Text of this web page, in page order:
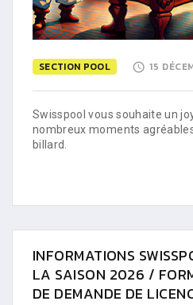
SECTION POOL 15
Swisspool vous souhaite un
nombreux moments
billard.
INFORMATIONS
LA SAISON 2026 /
DE DEMANDE DE